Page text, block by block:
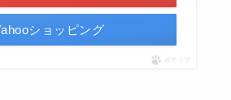
ショッピング
ポチップ